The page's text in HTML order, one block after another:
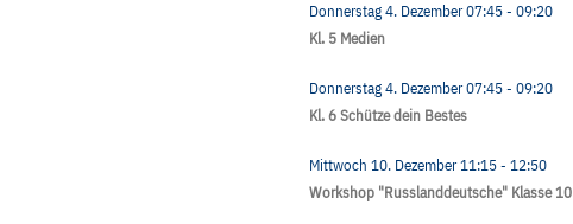
Donnerstag 4. Dezember07:45- 09:20
Kl. 5 Medien
Donnerstag 4. Dezember07:45- 09:20
Kl. 6 Schütze dein Bestes
Mittwoch 10. Dezember11:15- 12:50
Workshop "Russlanddeutsche" Klasse 10